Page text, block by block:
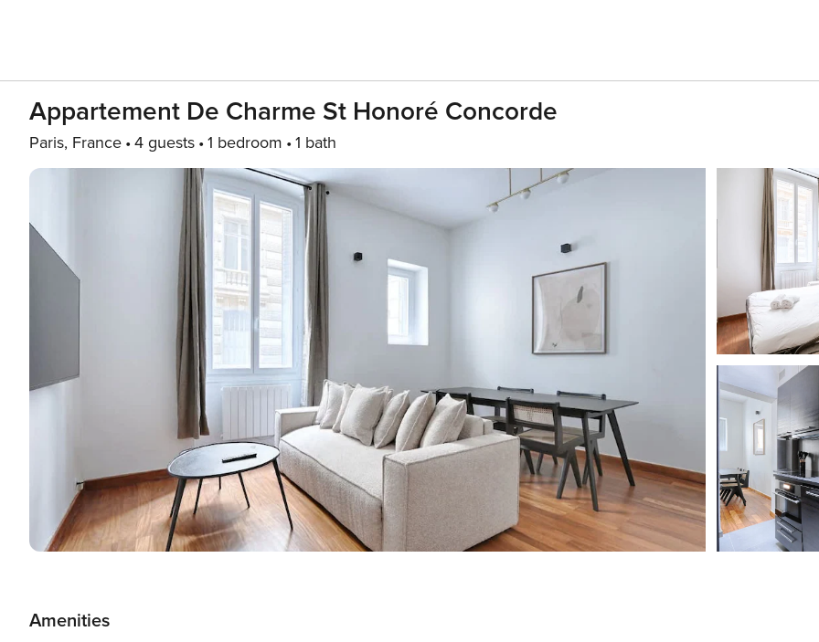
Appartement De Charme St Honoré Concorde
Paris, France 4 guests 1 bedroom 1 bath
Amenities